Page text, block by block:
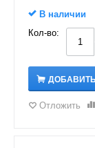
В наличии
Кол-во:
Отложить